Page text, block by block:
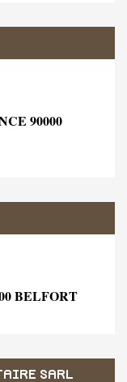
90000
BELFORT
SARL